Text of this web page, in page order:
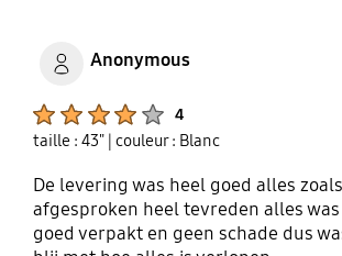
Anonymous
4
taille : 43" | couleur : Blanc
De levering was heel goed alles
afgesproken heel tevreden alles
goed verpakt en geen schade dus